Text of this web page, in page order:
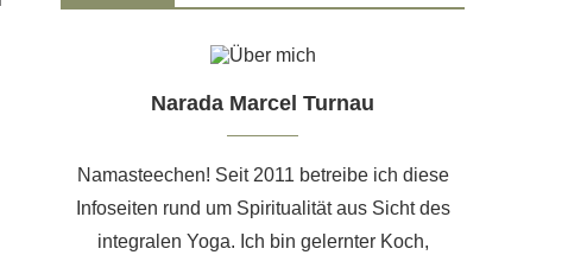
Narada Marcel Turnau
Namasteechen! Seit 2011 betreibe ich diese
Infoseiten rund um Spiritualität aus Sicht des
integralen Yoga. Ich bin gelernter Koch,